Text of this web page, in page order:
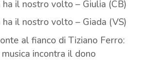
il nostro volto – Giulia (CB)
il nostro volto – Giada (VS)
al fianco di Tiziano Ferro:
incontra il dono